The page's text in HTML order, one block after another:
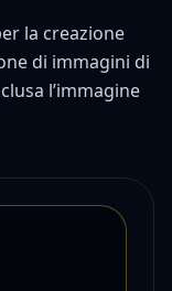
la creazione
di immagini di
l’immagine